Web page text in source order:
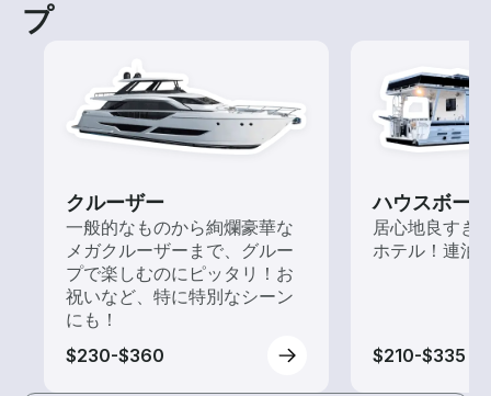
プ
クルーザー
一般的なものから絢爛豪華な
メガクルーザーまで、グルー
プで楽しむのにピッタリ！お
祝いなど、特に特別なシーン
にも！
$230-$360
ハウスボート
居心地良すぎ
ホテル！連泊
$210-$335